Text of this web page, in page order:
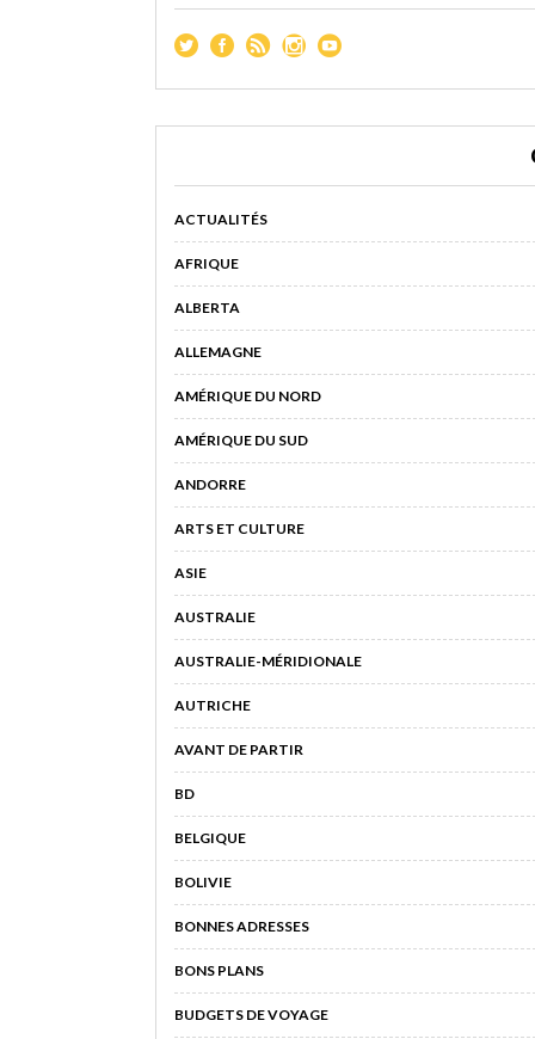
ACTUALITÉS
AFRIQUE
ALBERTA
ALLEMAGNE
AMÉRIQUE DU NORD
AMÉRIQUE DU SUD
ANDORRE
ARTS ET CULTURE
ASIE
AUSTRALIE
AUSTRALIE-MÉRIDIONALE
AUTRICHE
AVANT DE PARTIR
BD
BELGIQUE
BOLIVIE
BONNES ADRESSES
BONS PLANS
BUDGETS DE VOYAGE